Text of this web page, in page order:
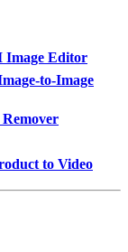
Image Editor
to-Image
to Video